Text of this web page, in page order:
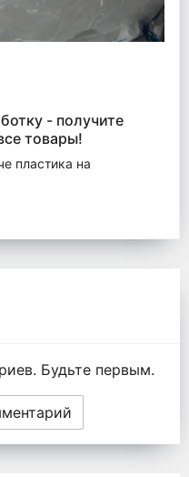
- получите
товары!
пластика на
Будьте первым.